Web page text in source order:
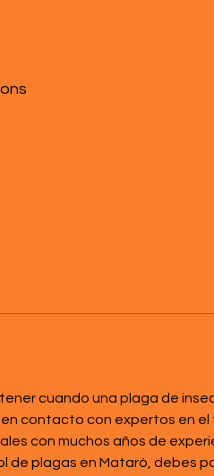
cuando una plaga de
contacto con expertos en
con muchos años de
de plagas en Mataró, debes